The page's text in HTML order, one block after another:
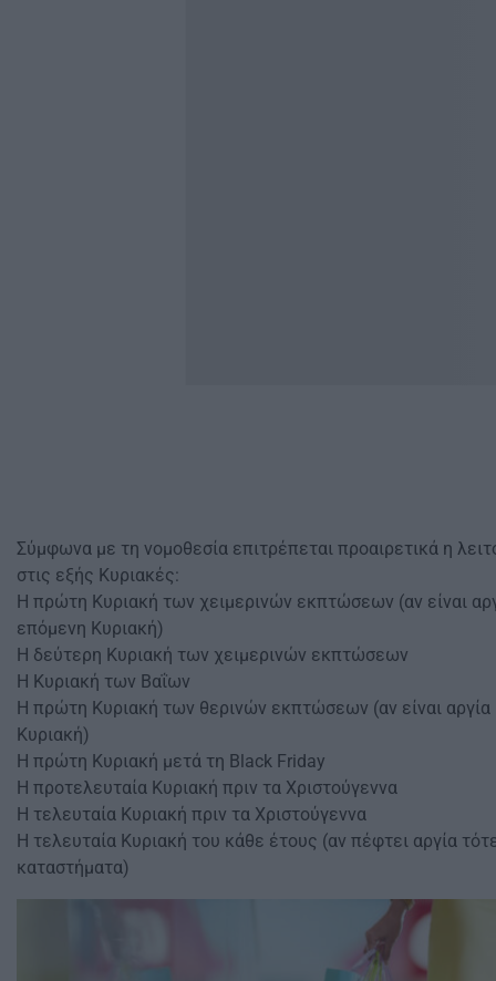
Σύμφωνα με τη νομοθεσία επιτρέπεται προαιρετικά η
στις εξής Κυριακές:
Η πρώτη Κυριακή των χειμερινών εκπτώσεων (αν είναι
επόμενη Κυριακή)
Η δεύτερη Κυριακή των χειμερινών εκπτώσεων
Η Κυριακή των Βαΐων
Η πρώτη Κυριακή των θερινών εκπτώσεων (αν είναι αργία
Κυριακή)
Η πρώτη Κυριακή μετά τη Black Friday
Η προτελευταία Κυριακή πριν τα Χριστούγεννα
Η τελευταία Κυριακή πριν τα Χριστούγεννα
Η τελευταία Κυριακή του κάθε έτους (αν πέφτει αργία
καταστήματα)